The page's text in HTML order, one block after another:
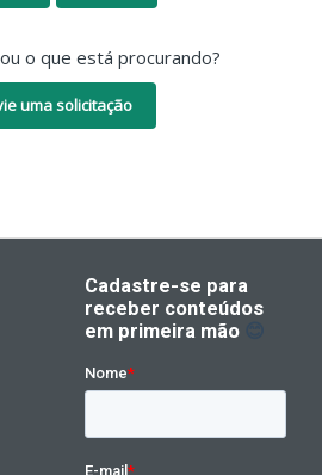
o que está procurando?
uma solicitação